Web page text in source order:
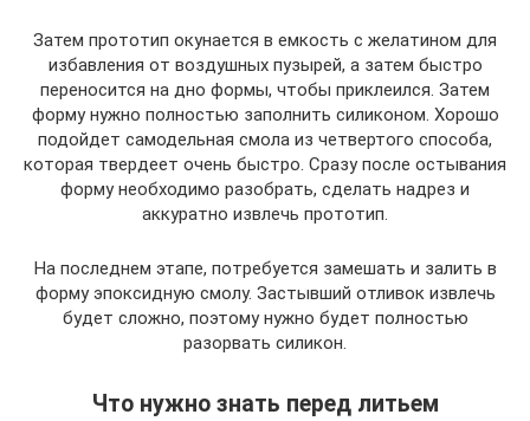
Затем прототип окунается в емкость с желатином для
избавления от воздушных пузырей, а затем быстро
переносится на дно формы, чтобы приклеился. Затем
форму нужно полностью заполнить силиконом. Хорошо
подойдет самодельная смола из четвертого способа,
которая твердеет очень быстро. Сразу после остывания
форму необходимо разобрать, сделать надрез и
аккуратно извлечь прототип.
На последнем этапе, потребуется замешать и залить в
форму эпоксидную смолу. Застывший отливок извлечь
будет сложно, поэтому нужно будет полностью
разорвать силикон.
Что нужно знать перед литьем